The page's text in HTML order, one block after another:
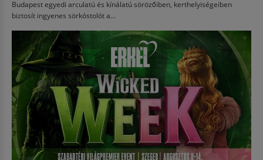
Budapest egyedi arculatú és kínálatú sörözőiben, kerthelyiségeiben
biztosít ingyenes sörkóstolót a...